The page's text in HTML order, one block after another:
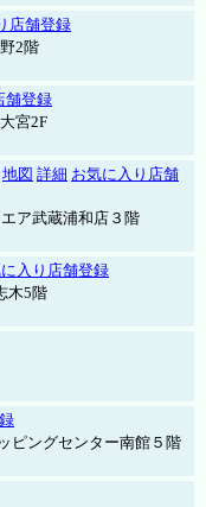
店舗登録
2階
舗登録
宮2F
地図 詳細 お気に入り店舗
ア武蔵浦和店３階
入り店舗登録
木5階
ピングセンター南館５階